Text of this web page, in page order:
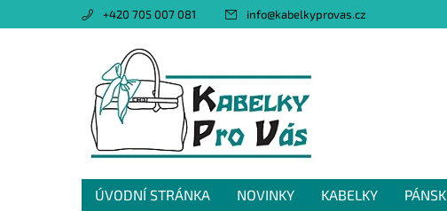
+420 705 007 081 info@kabelkyprovas.cz
ÚVODNÍ STRÁNKA NOVINKY KABELKY